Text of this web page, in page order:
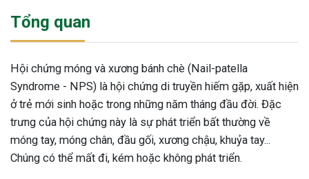
Tổng quan
Hội chứng móng và xương bánh chè (Nail-patella
Syndrome - NPS) là hội chứng di truyền hiếm gặp, xuất hiện
ở trẻ mới sinh hoặc trong những năm tháng đầu đời. Đặc
trưng của hội chứng này là sự phát triển bất thường về
móng tay, móng chân, đầu gối, xương chậu, khuỷa tay...
Chúng có thể mất đi, kém hoặc không phát triển.